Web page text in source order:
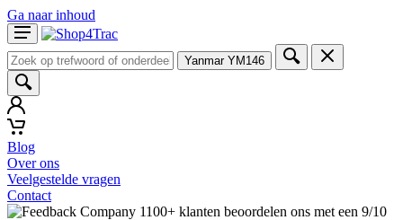
Ga naar inhoud
Yanmar YM146
Blog
Over ons
Veelgestelde vragen
Contact
1100+ klanten beoordelen ons met een 9/10